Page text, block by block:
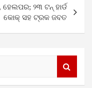
୨୩ ଟନ୍ ହାର୍ଡ
କୋକ୍ ସହ ଟ୍ରକ ଜବତ